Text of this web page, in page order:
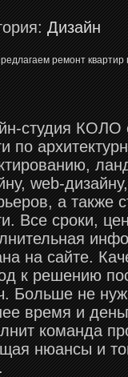
Дизайн
ремонт
студия КОЛО
по
web-
а также
Все сроки,
на сайте.
к решению
Больше не
время и
команда
нюансы и